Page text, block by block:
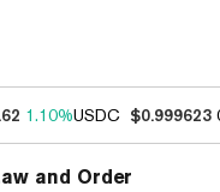
1.10%USDC $0.999623
and Order